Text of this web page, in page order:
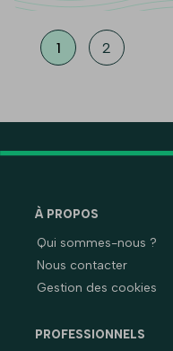
1 2
À PROPOS
Qui sommes-nous ?
Nous contacter
Gestion des cookies
PROFESSIONNELS